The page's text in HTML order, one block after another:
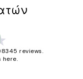
reviews.
here.